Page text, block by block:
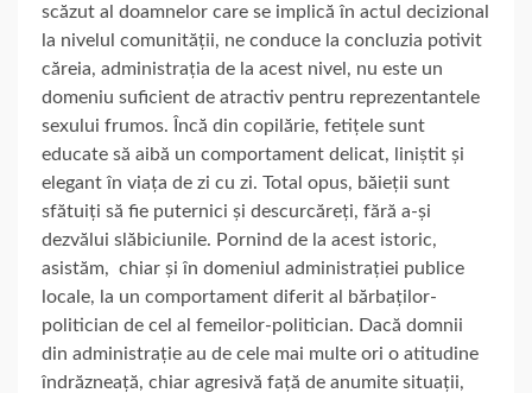
scăzut al doamnelor care se implică în actul decizional
la nivelul comunității, ne conduce la concluzia potivit
căreia, administrația de la acest nivel, nu este un
domeniu suficient de atractiv pentru reprezentantele
sexului frumos. Încă din copilărie, fetițele sunt
educate să aibă un comportament delicat, liniștit și
elegant în viața de zi cu zi. Total opus, băieții sunt
sfătuiți să fie puternici și descurcăreți, fără a-și
dezvălui slăbiciunile. Pornind de la acest istoric,
asistăm, chiar și în domeniul administrației publice
locale, la un comportament diferit al bărbaților-
politician de cel al femeilor-politician. Dacă domnii
din administrație au de cele mai multe ori o atitudine
îndrăzneață, chiar agresivă față de anumite situații,